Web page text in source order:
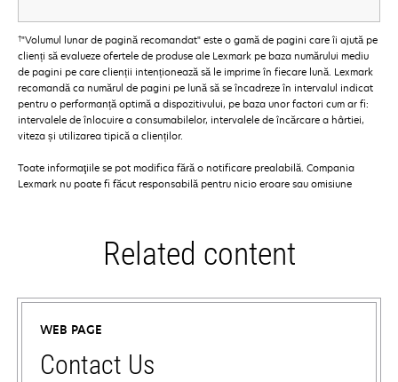
†"Volumul lunar de pagină recomandat" este o gamă de pagini care îi ajută pe
clienți să evalueze ofertele de produse ale Lexmark pe baza numărului mediu
de pagini pe care clienții intenționează să le imprime în fiecare lună. Lexmark
recomandă ca numărul de pagini pe lună să se încadreze în intervalul indicat
pentru o performanță optimă a dispozitivului, pe baza unor factori cum ar fi:
intervalele de înlocuire a consumabilelor, intervalele de încărcare a hârtiei,
viteza și utilizarea tipică a clienților.
Toate informaţiile se pot modifica fără o notificare prealabilă. Compania
Lexmark nu poate fi făcut responsabilă pentru nicio eroare sau omisiune
Related content
WEB PAGE
Contact Us